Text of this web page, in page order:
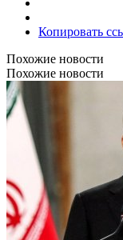
Копировать
Похожие новости
Похожие новости